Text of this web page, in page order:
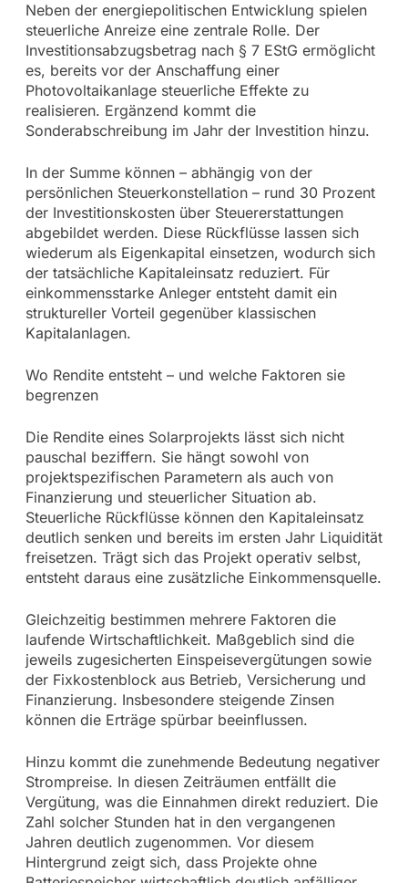
Neben der energiepolitischen Entwicklung spielen
steuerliche Anreize eine zentrale Rolle. Der
Investitionsabzugsbetrag nach § 7 EStG ermöglicht
es, bereits vor der Anschaffung einer
Photovoltaikanlage steuerliche Effekte zu
realisieren. Ergänzend kommt die
Sonderabschreibung im Jahr der Investition hinzu.
In der Summe können – abhängig von der
persönlichen Steuerkonstellation – rund 30 Prozent
der Investitionskosten über Steuererstattungen
abgebildet werden. Diese Rückflüsse lassen sich
wiederum als Eigenkapital einsetzen, wodurch sich
der tatsächliche Kapitaleinsatz reduziert. Für
einkommensstarke Anleger entsteht damit ein
struktureller Vorteil gegenüber klassischen
Kapitalanlagen.
Wo Rendite entsteht – und welche Faktoren sie
begrenzen
Die Rendite eines Solarprojekts lässt sich nicht
pauschal beziffern. Sie hängt sowohl von
projektspezifischen Parametern als auch von
Finanzierung und steuerlicher Situation ab.
Steuerliche Rückflüsse können den Kapitaleinsatz
deutlich senken und bereits im ersten Jahr Liquidität
freisetzen. Trägt sich das Projekt operativ selbst,
entsteht daraus eine zusätzliche Einkommensquelle.
Gleichzeitig bestimmen mehrere Faktoren die
laufende Wirtschaftlichkeit. Maßgeblich sind die
jeweils zugesicherten Einspeisevergütungen sowie
der Fixkostenblock aus Betrieb, Versicherung und
Finanzierung. Insbesondere steigende Zinsen
können die Erträge spürbar beeinflussen.
Hinzu kommt die zunehmende Bedeutung negativer
Strompreise. In diesen Zeiträumen entfällt die
Vergütung, was die Einnahmen direkt reduziert. Die
Zahl solcher Stunden hat in den vergangenen
Jahren deutlich zugenommen. Vor diesem
Hintergrund zeigt sich, dass Projekte ohne